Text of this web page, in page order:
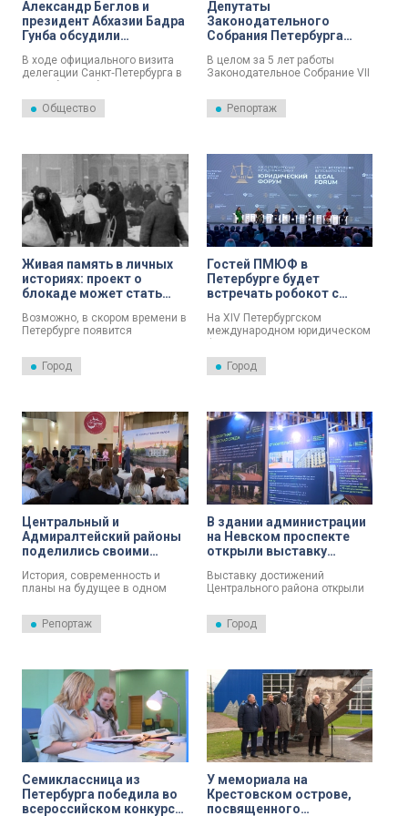
Александр Беглов и
президент Абхазии Бадра
Гунба обсудили
торговли, образования,
молодежной политики
В ходе официального визита
делегации Санкт‑Петербурга в
Республику Абхазия сегодня, 7
июля, состоялась встреча
губернатора Александра
Общество
Депутаты
Законодательного
Собрания Петербурга
особые номера для
электроавтомобилей
В целом за 5 лет работы
Законодательное Собрание VII
нормативно-правовых актов, из
них 806 стали законами.
получения бесплатных
лекарств и предложили ввести
особые номера для
электроавтомобилей.
Репортаж
Живая память в личных
историях: проект о
блокаде может стать
Петербурге
Возможно, в скором времени в
Петербурге появится
пространство, где хроника
Великой Отечественной войны
Город
Гостей ПМЮФ в
Петербурге будет
встречать робокот с
интеллектом
На XIV Петербургском
международном юридическом
форуме на стенде
Федеральной службы
судебных приставов появится
Город
Центральный и
Адмиралтейский районы
поделились своими
проекта «Мой Петербург»
История, современность и
планы на будущее в одном
Петербург» получил
продолжение в районах
благоустройства, культурных
инициатив и сохранения
исторической памяти
представили в современном
интерактивном формате.
Проект, как отметил губернатор
Александр Беглов, вырос из
на выставке «Россия» в
Москве.
Репортаж
В здании администрации
на Невском проспекте
открыли выставку
Центрального района
Выставку достижений
Центрального района открыли
администрации на Невском
проспекте. Экспозиция стала
Город
Семиклассница из
Петербурга победила во
всероссийском конкурсе
У мемориала на
Крестовском острове,
посвященного